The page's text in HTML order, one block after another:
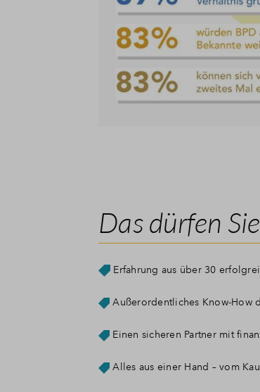
Das dürfen
Erfahrung aus über 30
Außerordentliches Know-How
Einen sicheren Partner mit
Alles aus einer Hand – vom